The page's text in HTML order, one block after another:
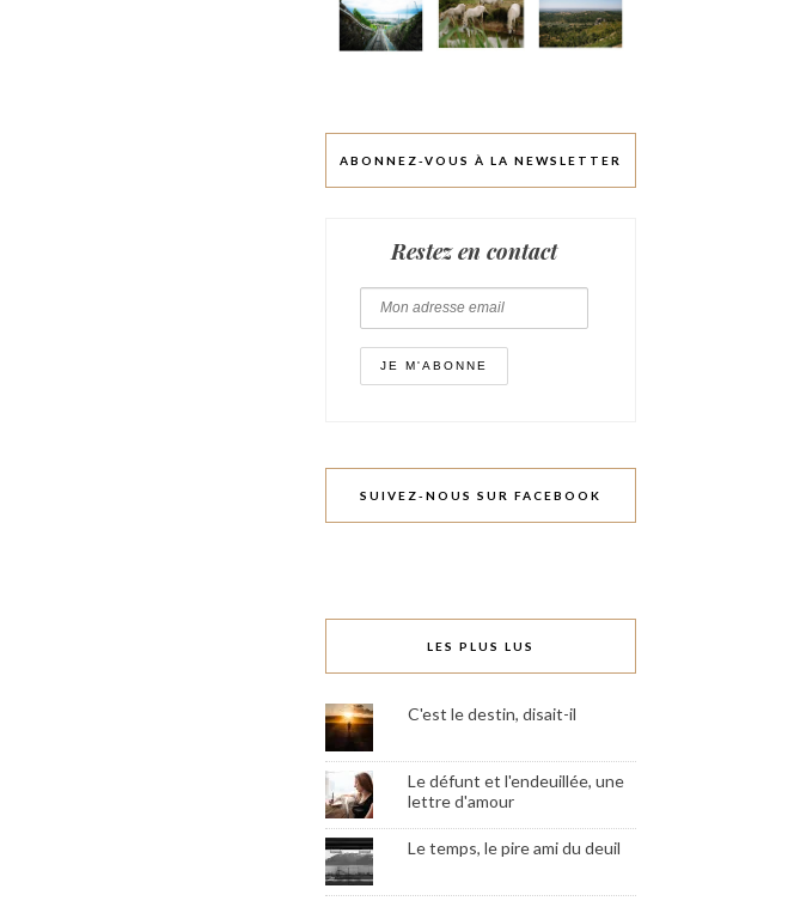
ABONNEZ-VOUS À LA NEWSLETTER
Restez en contact
SUIVEZ-NOUS SUR FACEBOOK
LES PLUS LUS
C'est le destin, disait-il
Le défunt et l'endeuillée, une
lettre d'amour
Le temps, le pire ami du deuil